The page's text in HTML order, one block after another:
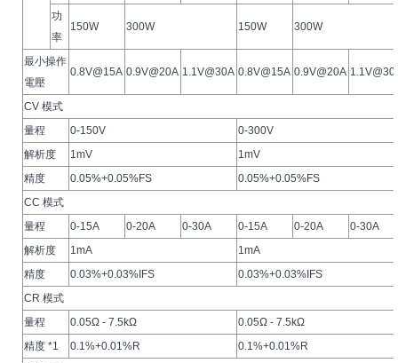
功
率
150W 300W 150W 300W
最小操作
電壓
0.8V@15A 0.9V@20A 1.1V@30A 0.8V@15A 0.9V@20A
CV 模式
量程
0-150V
0-300V
解析度
1mV
1mV
精度
0.05%+0.05%FS
0.05%+0.05%FS
CC 模式
量程
0-15A 0-20A 0-30A 0-15A 0-20A
0-30A
解析度
1mA
1mA
精度
0.03%+0.03%IFS
0.03%+0.03%IFS
CR 模式
量程
0.05Ω - 7.5kΩ
0.05Ω - 7.5kΩ
精度 *1
0.1%+0.01%R
0.1%+0.01%R